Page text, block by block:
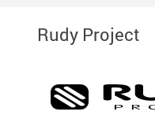
Rudy Project